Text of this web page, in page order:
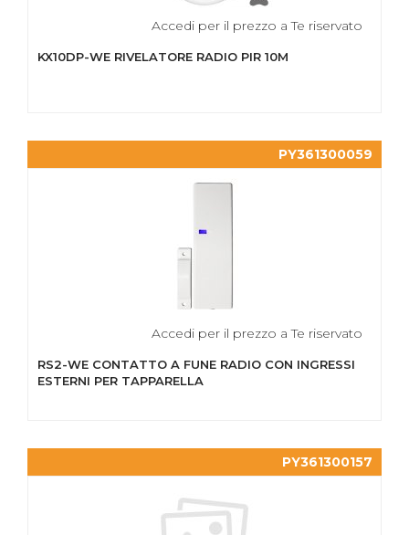
Accedi per il prezzo a Te riservato
KX10DP-WE RIVELATORE RADIO PIR 10M
PY361300059
Accedi per il prezzo a Te riservato
RS2-WE CONTATTO A FUNE RADIO CON INGRESSI
ESTERNI PER TAPPARELLA
PY361300157